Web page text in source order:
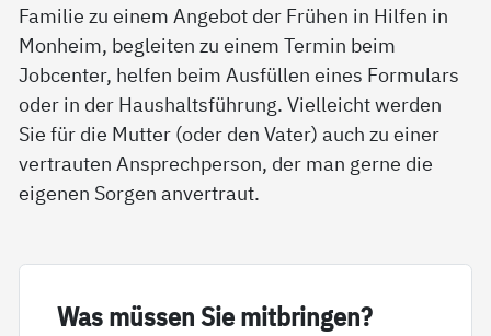
Familie zu einem Angebot der Frühen in Hilfen in
Monheim, begleiten zu einem Termin beim
Jobcenter, helfen beim Ausfüllen eines Formulars
oder in der Haushaltsführung. Vielleicht werden
Sie für die Mutter (oder den Vater) auch zu einer
vertrauten Ansprechperson, der man gerne die
eigenen Sorgen anvertraut.
Was müs­sen Sie mit­brin­gen?